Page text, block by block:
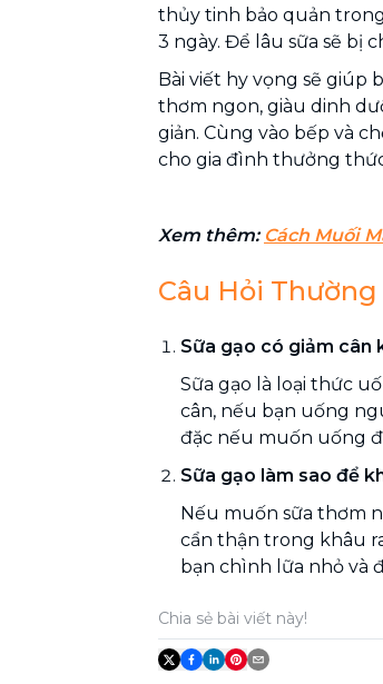
thủy tinh bảo quản
3 ngày. Để lâu sữa sẽ bị
Bài viết hy vọng sẽ giúp
thơm ngon, giàu dinh
giản. Cùng vào bếp và
cho gia đình thưởng
Xem thêm: Cách Muối
Câu Hỏi Thường
Sữa gạo có giảm cân
Sữa gạo là loại thức
cân, nếu bạn uống
đặc nếu muốn uống
Sữa gạo làm sao để
Nếu muốn sữa thơm
cẩn thận trong khâu
bạn chình lữa nhỏ và
Chia sẻ bài viết này!